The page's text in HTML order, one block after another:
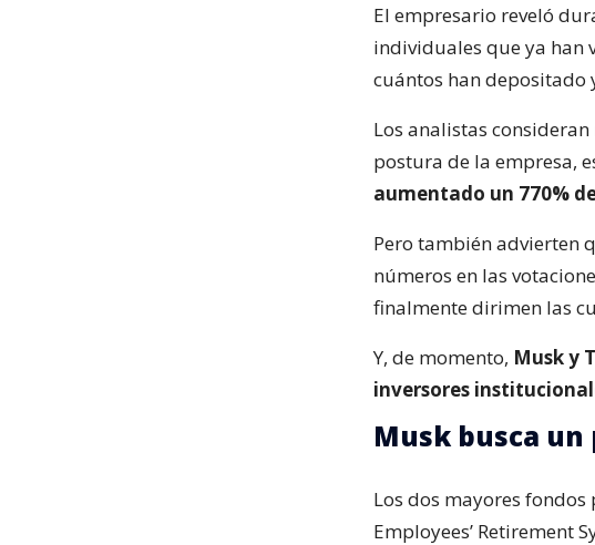
El empresario reveló
individuales que ya han
cuántos han depositado
Los analistas
postura de la empresa,
aumentado un 770%
Pero también advierten
números en las
finalmente dirimen las
Y, de momento, Musk y
inversores
Musk busca un
Los dos mayores
Employees’ Retirement